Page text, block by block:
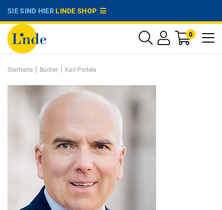
SIE SIND HIERLINDE SHOP
0
Startseite | Bücher | Karl Portele